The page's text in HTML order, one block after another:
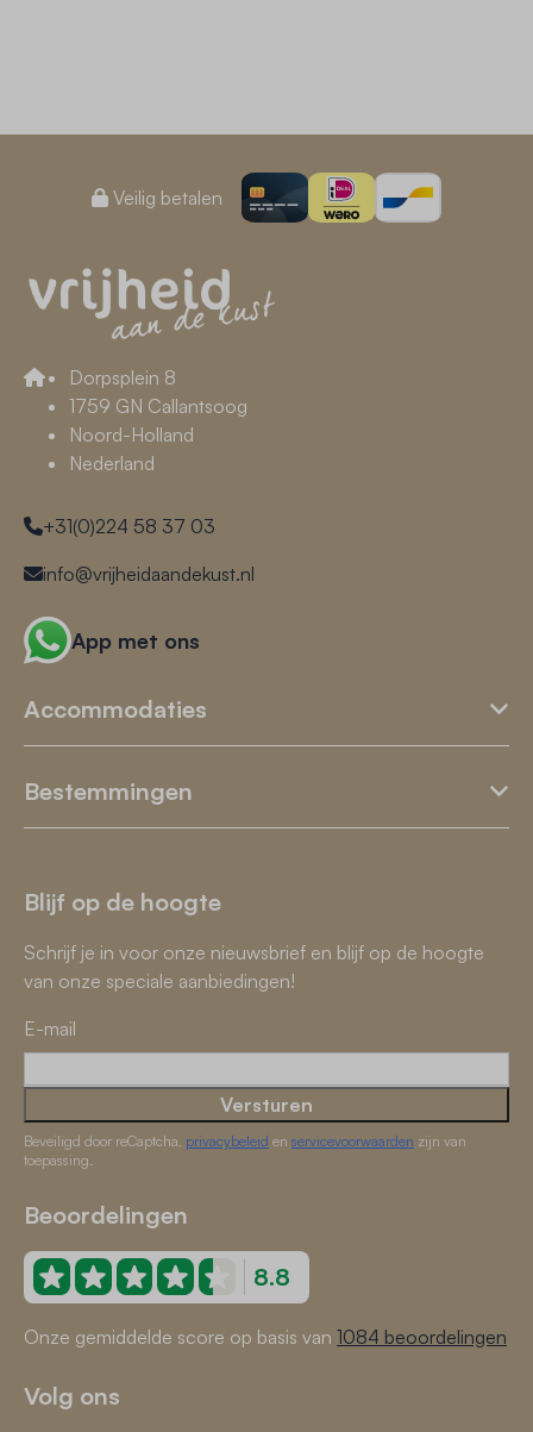
Veilig betalen
Dorpsplein 8
1759 GN Callantsoog
Noord-Holland
Nederland
+31(0)224 58 37 03
info@vrijheidaandekust.nl
App met ons
Accommodaties
Bestemmingen
Blijf op de hoogte
Schrijf je in voor onze nieuwsbrief en blijf op de hoogte
van onze speciale aanbiedingen!
E-mail
Versturen
Beveiligd door reCaptcha, privacybeleid en servicevoorwaarden zijn van
toepassing.
Beoordelingen
8.8
Onze gemiddelde score op basis van 1084 beoordelingen
Volg ons